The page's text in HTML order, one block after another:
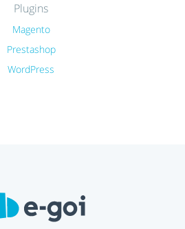
Plugins
Magento
Prestashop
WordPress